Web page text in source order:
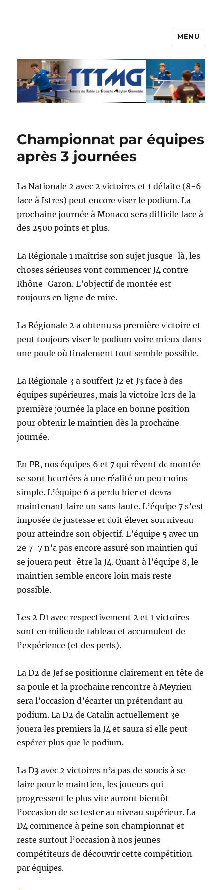
MENU
Championnat par équipes
après 3 journées
La Nationale 2 avec 2 victoires et 1 défaite (8-6
face à Istres) peut encore viser le podium. La
prochaine journée à Monaco sera difficile face à
des 2500 points et plus.
La Régionale 1 maîtrise son sujet jusque-là, les
choses sérieuses vont commencer J4 contre
Rhône-Garon. L’objectif de montée est
toujours en ligne de mire.
La Régionale 2 a obtenu sa première victoire et
peut toujours viser le podium voire mieux dans
une poule où finalement tout semble possible.
La Régionale 3 a souffert J2 et J3 face à des
équipes supérieures, mais la victoire lors de la
première journée la place en bonne position
pour obtenir le maintien dès la prochaine
journée.
En PR, nos équipes 6 et 7 qui rêvent de montée
se sont heurtées à une réalité un peu moins
simple. L’équipe 6 a perdu hier et devra
maintenant faire un sans faute. L’équipe 7 s’est
imposée de justesse et doit élever son niveau
pour atteindre son objectif. L’équipe 5 avec un
2e 7-7 n’a pas encore assuré son maintien qui
se jouera peut-être la J4. Quant à l’équipe 8, le
maintien semble encore loin mais reste
possible.
Les 2 D1 avec respectivement 2 et 1 victoires
sont en milieu de tableau et accumulent de
l’expérience (et des perfs).
La D2 de Jef se positionne clairement en tête de
sa poule et la prochaine rencontre à Meyrieu
sera l’occasion d’écarter un prétendant au
podium. La D2 de Catalin actuellement 3e
jouera les premiers la J4 et saura si elle peut
espérer plus que le podium.
La D3 avec 2 victoires n’a pas de soucis à se
faire pour le maintien, les joueurs qui
progressent le plus vite auront bientôt
l’occasion de se tester au niveau supérieur. La
D4 commence à peine son championnat et
reste surtout l’occasion à nos jeunes
compétiteurs de découvrir cette compétition
par équipes.